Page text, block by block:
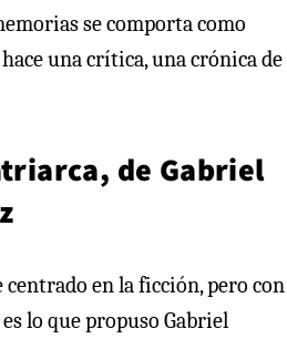
se comporta como
una crítica, una crónica de
de Gabriel
en la ficción, pero con
lo que propuso Gabriel